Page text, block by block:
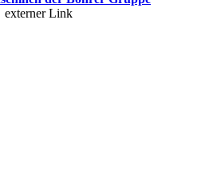
externer Link